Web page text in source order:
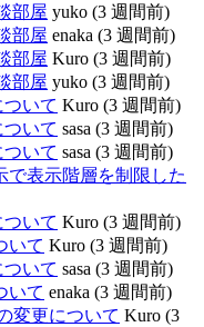
部屋 yuko (3 週間前)
部屋 enaka (3 週間前)
部屋 Kuro (3 週間前)
部屋 yuko (3 週間前)
いて Kuro (3 週間前)
いて sasa (3 週間前)
いて sasa (3 週間前)
で表示階層を制限した
いて Kuro (3 週間前)
いて Kuro (3 週間前)
いて sasa (3 週間前)
いて enaka (3 週間前)
変更について Kuro (3